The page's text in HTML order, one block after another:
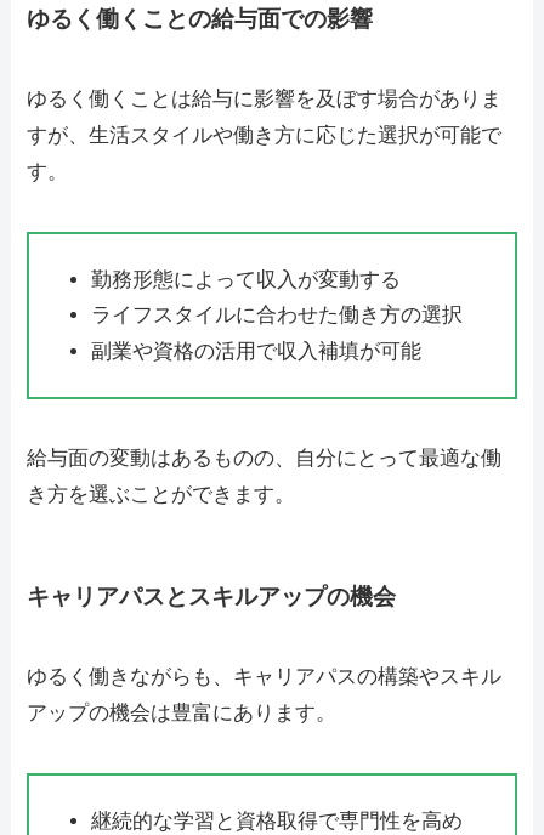
ゆるく働くことの給与面での影響
ゆるく働くことは給与に影響を及ぼす場合がありま
すが、生活スタイルや働き方に応じた選択が可能で
す。
勤務形態によって収入が変動する
ライフスタイルに合わせた働き方の選択
副業や資格の活用で収入補填が可能
給与面の変動はあるものの、自分にとって最適な働
き方を選ぶことができます。
キャリアパスとスキルアップの機会
ゆるく働きながらも、キャリアパスの構築やスキル
アップの機会は豊富にあります。
継続的な学習と資格取得で専門性を高め